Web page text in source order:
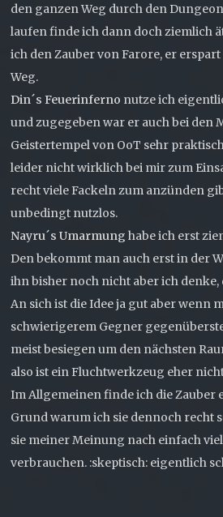
den ganzen Weg durch den
laufen finde ich dann doch ziemlich
ich den Zauber von Farore, er
Weg.
Din´s Feuerinferno nutze ich
und zugegeben war er auch bei den
Geistertempel von OoT sehr
leider nicht wirklich bei mir zum
recht viele Fackeln zum anzünden
unbedingt nutzlos.
Nayru´s Umarmung habe ich erst
Den bekommt man auch erst in der
ihn bisher noch nicht aber ich denke,
An sich ist die Idee ja gut aber wenn
schwierigerem Gegner
meist besiegen um den nächsten
also ist ein Fluchtwerkzeug eher
Im Allgemeinen finde ich die Zauber
Grund warum ich sie dennoch recht
sie meiner Meinung nach einfach
verbrauchen. :skeptisch: eigentlich